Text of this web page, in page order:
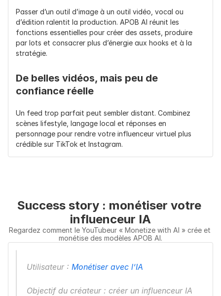
Passer d’un outil d’image à un outil vidéo, vocal ou
d’édition ralentit la production. APOB AI réunit les
fonctions essentielles pour créer des assets, produire
par lots et consacrer plus d’énergie aux hooks et à la
stratégie.
De belles vidéos, mais peu de
confiance réelle
Un feed trop parfait peut sembler distant. Combinez
scènes lifestyle, langage local et réponses en
personnage pour rendre votre influenceur virtuel plus
crédible sur TikTok et Instagram.
Success story : monétiser votre
influenceur IA
Regardez comment le YouTubeur « Monetize with AI » crée et
monétise des modèles APOB AI.
Utilisateur : Monétiser avec l’IA
Objectif du créateur : créer un influenceur IA